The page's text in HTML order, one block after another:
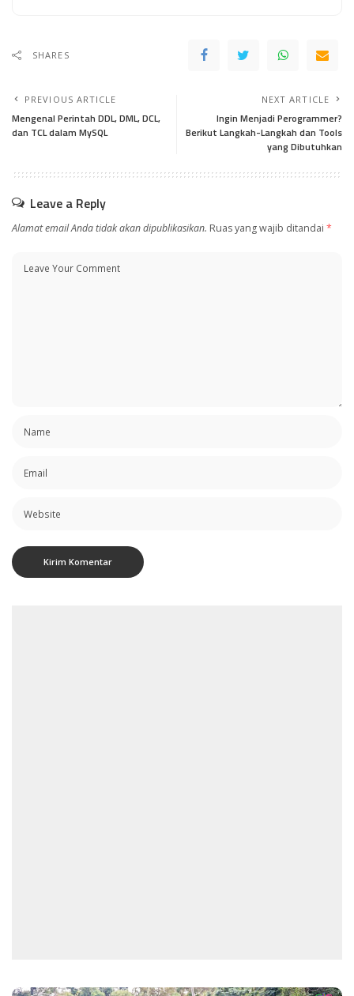
SHARES
PREVIOUS ARTICLE
Mengenal Perintah DDL, DML, DCL,
dan TCL dalam MySQL
NEXT ARTICLE
Ingin Menjadi Perogrammer?
Berikut Langkah-Langkah dan Tools
yang Dibutuhkan
Leave a Reply
Alamat email Anda tidak akan dipublikasikan. Ruas yang wajib ditandai *